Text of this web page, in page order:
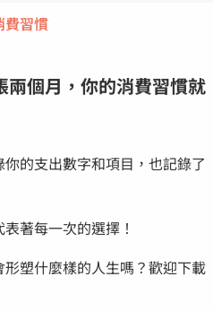
費習慣
兩個月，你的消費習慣就
的支出數字和項目，也記錄了
著每一次的選擇！
塑什麼樣的人生嗎？歡迎下載